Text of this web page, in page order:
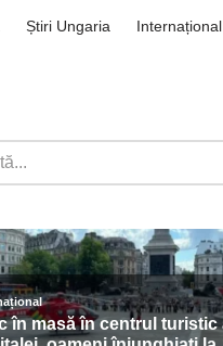
Știri Ungaria
Internațional